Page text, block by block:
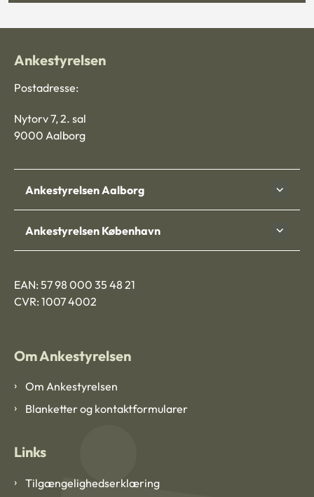
Ankestyrelsen
Postadresse:
Nytorv 7, 2. sal
9000 Aalborg
Ankestyrelsen Aalborg
Ankestyrelsen København
EAN: 57 98 000 35 48 21
CVR: 1007 4002
Om Ankestyrelsen
Om Ankestyrelsen
Blanketter og kontaktformularer
Links
Tilgængelighedserklæring